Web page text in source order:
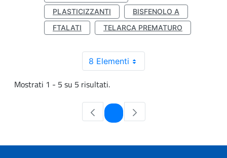
PLASTICIZZANTI
BISFENOLO A
FTALATI
TELARCA PREMATURO
8 Elementi
Mostrati 1 - 5 su 5 risultati.
Pagina